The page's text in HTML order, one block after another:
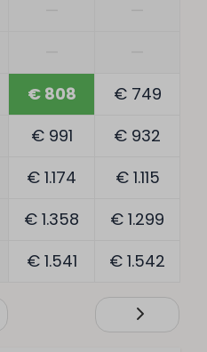
€ 808 € 749
€ 991 € 932
€ 1.174 € 1.115
€ 1.358 € 1.299
€ 1.541 € 1.542